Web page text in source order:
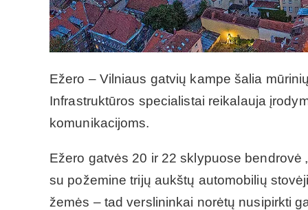
Ežero – Vilniaus gatvių kampe šalia
Infrastruktūros specialistai reikalauja
komunikacijoms.
Ežero gatvės 20 ir 22 sklypuose bendrovė
su požemine trijų aukštų automobilių
žemės – tad verslininkai norėtų nusipirkti